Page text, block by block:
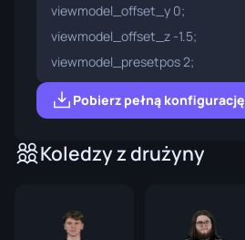
viewmodel_offset_y 0;
viewmodel_offset_z -1.5;
viewmodel_presetpos 2;
Pobierz pełną konfigurację
Koledzy z drużyny